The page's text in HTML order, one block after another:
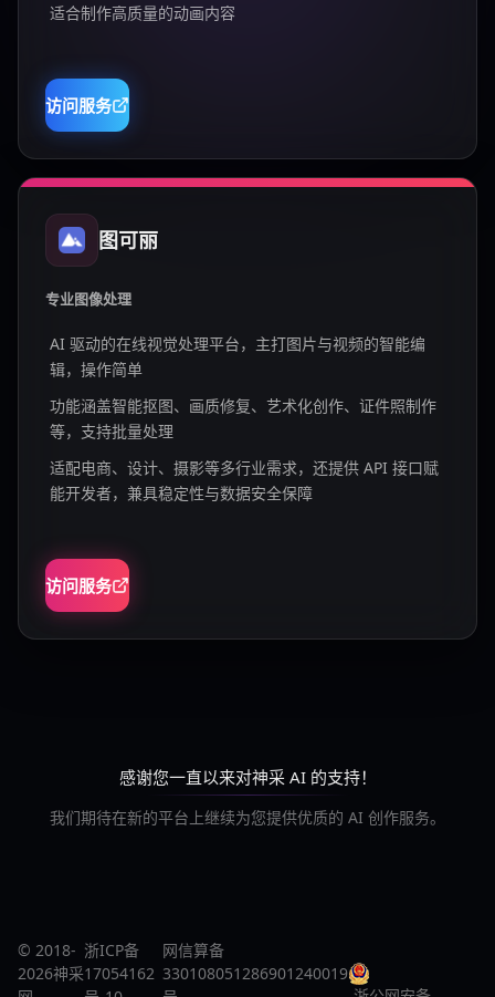
适合制作高质量的动画内容
访问服务
图可丽
专业图像处理
AI 驱动的在线视觉处理平台，主打图片与视频的智能编
辑，操作简单
功能涵盖智能抠图、画质修复、艺术化创作、证件照制作
等，支持批量处理
适配电商、设计、摄影等多行业需求，还提供 API 接口赋
能开发者，兼具稳定性与数据安全保障
访问服务
感谢您一直以来对神采 AI 的支持！
我们期待在新的平台上继续为您提供优质的 AI 创作服务。
© 2018-
2026神采
浙ICP备
17054162
网信算备
330108051286901240019